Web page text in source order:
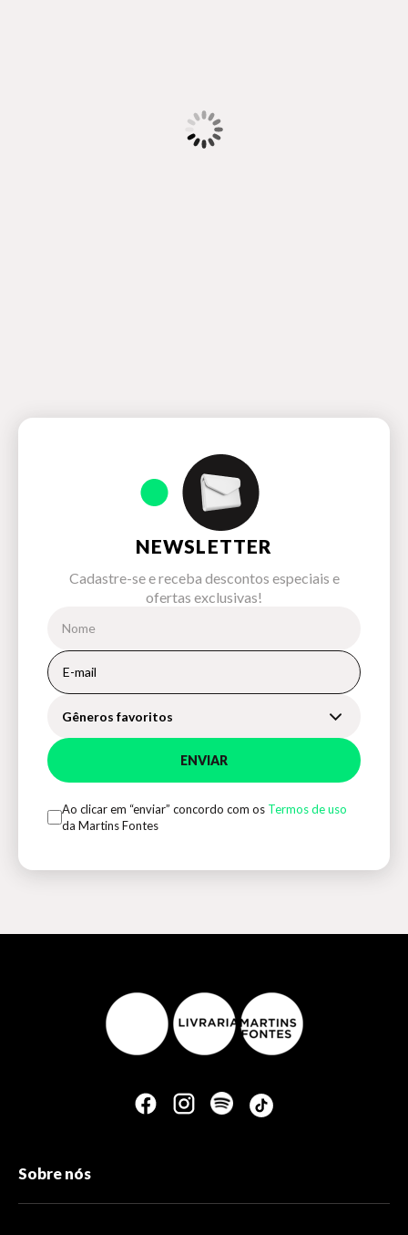
NEWSLETTER
Cadastre-se e receba descontos especiais e
ofertas exclusivas!
Gêneros favoritos
ENVIAR
Ao clicar em “enviar” concordo com os Termos de uso
da Martins Fontes
Sobre nós